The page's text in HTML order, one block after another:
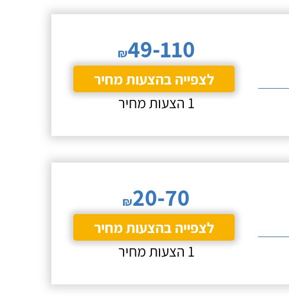
₪49-110
לצפייה בהצעות מחיר
1 הצעות מחיר
₪20-70
לצפייה בהצעות מחיר
1 הצעות מחיר